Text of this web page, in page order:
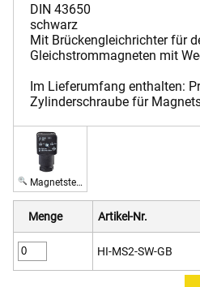
DIN 43650
schwarz
Mit Brückengleichrichter für
Gleichstrommagneten mit
Im Lieferumfang enthalten:
Zylinderschraube für
Magnetstecker mit Brückengleichrichter
Menge Artikel-Nr.
HI-MS2-SW-GB